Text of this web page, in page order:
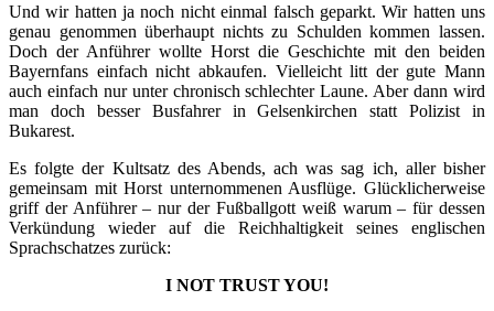
Und wir hatten ja noch nicht einmal falsch geparkt. Wir hatten uns
genau genommen überhaupt nichts zu Schulden kommen lassen.
Doch der Anführer wollte Horst die Geschichte mit den beiden
Bayernfans einfach nicht abkaufen. Vielleicht litt der gute Mann
auch einfach nur unter chronisch schlechter Laune. Aber dann wird
man doch besser Busfahrer in Gelsenkirchen statt Polizist in
Bukarest.
Es folgte der Kultsatz des Abends, ach was sag ich, aller bisher
gemeinsam mit Horst unternommenen Ausflüge. Glücklicherweise
griff der Anführer – nur der Fußballgott weiß warum – für dessen
Verkündung wieder auf die Reichhaltigkeit seines englischen
Sprachschatzes zurück:
I NOT TRUST YOU!